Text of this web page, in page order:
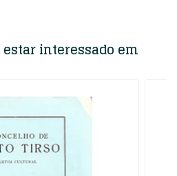
interessado em